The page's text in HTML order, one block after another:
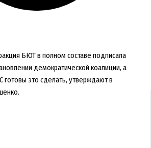
БЮТ в полном составе подписала
демократической коалиции, а
это сделать, утверждают в